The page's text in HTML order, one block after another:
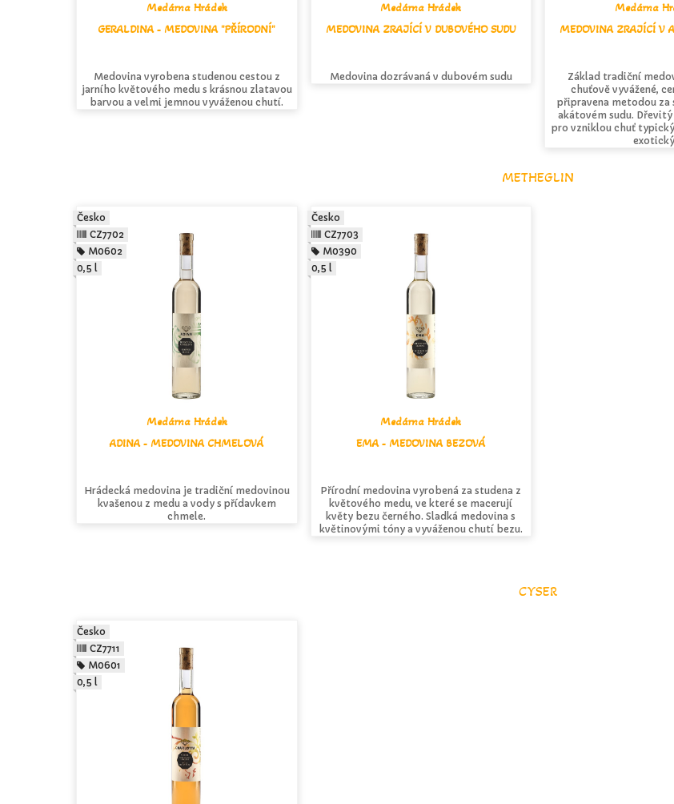
Medárna Hrádek
GERALDINA - MEDOVINA "PŘÍRODNÍ"
Medovina vyrobena studenou cestou z
jarního květového medu s krásnou zlatavou
barvou a velmi jemnou vyváženou chutí.
Medárna Hrádek
MEDOVINA ZRAJÍCÍ V DUBOVÉHO SUDU
Medovina dozrávaná v dubovém sudu
Medárna
MEDOVINA ZRAJÍCÍ V
Základ tradiční
chuťově vyvážené,
připravena metodou za
akátovém sudu.
pro vzniklou chuť
METHEGLIN
Medárna Hrádek
ADINA - MEDOVINA CHMELOVÁ
Hrádecká medovina je tradiční medovinou
kvašenou z medu a vody s přídavkem
chmele.
Česko
CZ7702
M0602
0,5 l
Medárna Hrádek
EMA - MEDOVINA BEZOVÁ
Přírodní medovina vyrobená za studena z
květového medu, ve které se macerují
květy bezu černého. Sladká medovina s
květinovými tóny a vyváženou chutí bezu.
Česko
CZ7703
M0390
0,5 l
CYSER
Česko
CZ7711
M0601
0,5 l